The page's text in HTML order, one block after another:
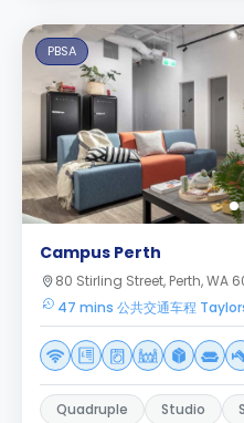
PBSA
Campus Perth
80 Stirling Street, Perth, WA
47 mins 公共交通车程
Quadruple Studio